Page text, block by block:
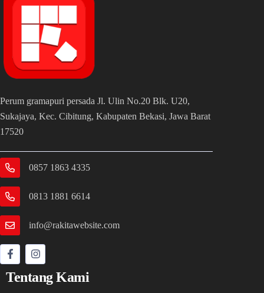
Perum gramapuri persada Jl. Ulin No.20 Blk. U20,
Sukajaya, Kec. Cibitung, Kabupaten Bekasi, Jawa Barat
17520
0857 1863 4335
0813 1881 6614
info@rakitawebsite.com
Tentang Kami